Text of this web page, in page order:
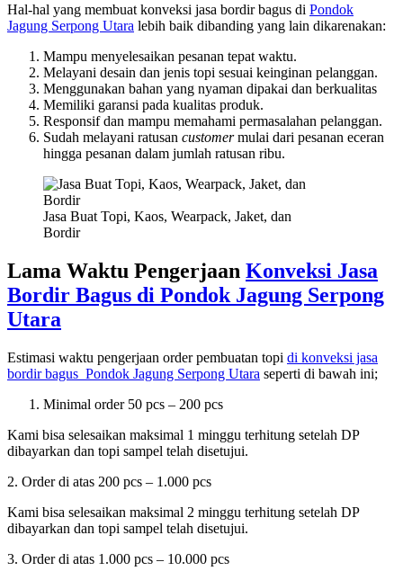
Hal-hal yang membuat konveksi jasa bordir bagus di Pondok
Jagung Serpong Utara lebih baik dibanding yang lain dikarenakan:
Mampu menyelesaikan pesanan tepat waktu.
Melayani desain dan jenis topi sesuai keinginan pelanggan.
Menggunakan bahan yang nyaman dipakai dan berkualitas
Memiliki garansi pada kualitas produk.
Responsif dan mampu memahami permasalahan pelanggan.
Sudah melayani ratusan customermulai dari pesanan eceran
hingga pesanan dalam jumlah ratusan ribu.
Jasa Buat Topi, Kaos, Wearpack, Jaket, dan
Bordir
Lama Waktu Pengerjaan Konveksi Jasa
Bordir Bagus di Pondok Jagung Serpong
Utara
Estimasi waktu pengerjaan order pembuatan topi di konveksi jasa
bordir bagus Pondok Jagung Serpong Utara seperti di bawah ini;
Minimal order 50 pcs – 200 pcs
Kami bisa selesaikan maksimal 1 minggu terhitung setelah DP
dibayarkan dan topi sampel telah disetujui.
2. Order di atas 200 pcs – 1.000 pcs
Kami bisa selesaikan maksimal 2 minggu terhitung setelah DP
dibayarkan dan topi sampel telah disetujui.
3. Order di atas 1.000 pcs – 10.000 pcs